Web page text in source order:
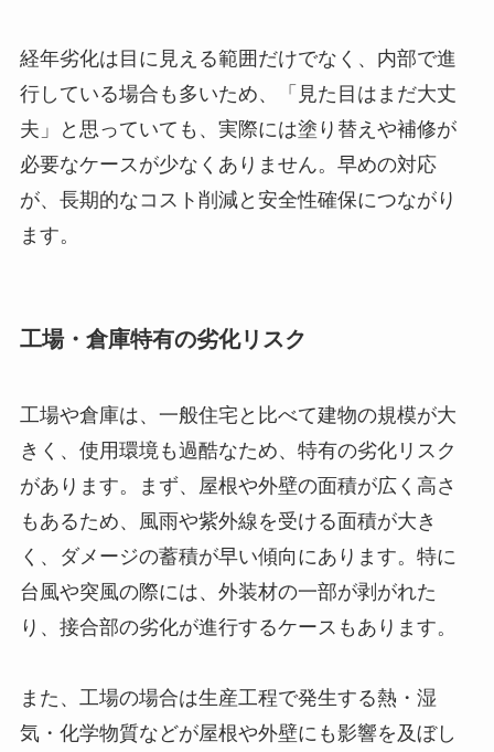
経年劣化は目に見える範囲だけでなく、内部で進
行している場合も多いため、「見た目はまだ大丈
夫」と思っていても、実際には塗り替えや補修が
必要なケースが少なくありません。早めの対応
が、長期的なコスト削減と安全性確保につながり
ます。
工場・倉庫特有の劣化リスク
工場や倉庫は、一般住宅と比べて建物の規模が大
きく、使用環境も過酷なため、特有の劣化リスク
があります。まず、屋根や外壁の面積が広く高さ
もあるため、風雨や紫外線を受ける面積が大き
く、ダメージの蓄積が早い傾向にあります。特に
台風や突風の際には、外装材の一部が剥がれた
り、接合部の劣化が進行するケースもあります。
また、工場の場合は生産工程で発生する熱・湿
気・化学物質などが屋根や外壁にも影響を及ぼし